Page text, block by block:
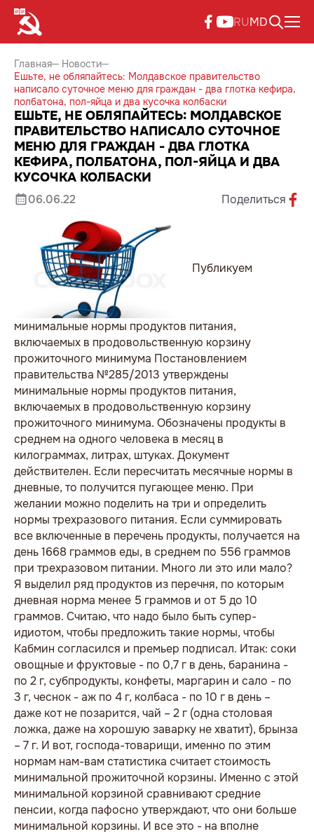
RUMD
Главная
Новости
Ешьте, не обляпайтесь: Молдавское правительство
написало суточное меню для граждан - два глотка кефира,
полбатона, пол-яйца и два кусочка колбаски
ЕШЬТЕ, НЕ ОБЛЯПАЙТЕСЬ: МОЛДАВСКОЕ
ПРАВИТЕЛЬСТВО НАПИСАЛО СУТОЧНОЕ
МЕНЮ ДЛЯ ГРАЖДАН - ДВА ГЛОТКА
КЕФИРА, ПОЛБАТОНА, ПОЛ-ЯЙЦА И ДВА
КУСОЧКА КОЛБАСКИ
06.06.22 Поделиться
Публикуем
минимальные нормы продуктов питания,
включаемых в продовольственную корзину
прожиточного минимума Постановлением
правительства №285/2013 утверждены
минимальные нормы продуктов питания,
включаемых в продовольственную корзину
прожиточного минимума. Обозначены продукты в
среднем на одного человека в месяц в
килограммах, литрах, штуках. Документ
действителен. Если пересчитать месячные нормы в
дневные, то получится пугающее меню. При
желании можно поделить на три и определить
нормы трехразового питания. Если суммировать
все включенные в перечень продукты, получается на
день 1668 граммов еды, в среднем по 556 граммов
при трехразовом питании. Много ли это или мало?
Я выделил ряд продуктов из перечня, по которым
дневная норма менее 5 граммов и от 5 до 10
граммов. Считаю, что надо было быть супер-
идиотом, чтобы предложить такие нормы, чтобы
Кабмин согласился и премьер подписал. Итак: соки
овощные и фруктовые - по 0,7 г в день, баранина -
по 2 г, субпродукты, конфеты, маргарин и сало - по
3 г, чеснок - аж по 4 г, колбаса - по 10 г в день –
даже кот не позарится, чай – 2 г (одна столовая
ложка, даже на хорошую заварку не хватит), брынза
– 7 г. И вот, господа-товарищи, именно по этим
нормам нам-вам статистика считает стоимость
минимальной прожиточной корзины. Именно с этой
минимальной корзиной сравнивают средние
пенсии, когда пафосно утверждают, что они больше
минимальной корзины. И все это - на вполне